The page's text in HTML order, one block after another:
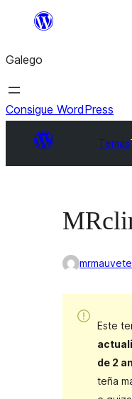
Saltar
contido
Galego
Consigue WordPress
Temas
Este
de 2
teña